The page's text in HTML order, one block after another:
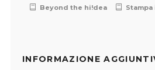
Beyond the hi!dea
INFORMAZIONE